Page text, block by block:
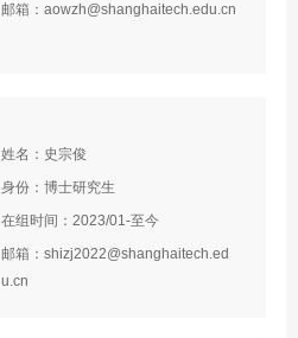
邮箱：aowzh@shanghaitech.edu.cn
姓名：史宗俊
身份：博士研究生
在组时间：2023/01-至今
邮箱：shizj2022@shanghaitech.ed
u.cn